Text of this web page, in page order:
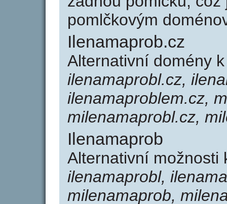
pomlčkovým
Ilenamaprob.cz
Alternativní domény
ilenamaprobl.cz,
ilenamaproblem.cz,
milenamaprobl.cz,
Ilenamaprob
Alternativní možnosti
ilenamaprobl,
milenamaprob,